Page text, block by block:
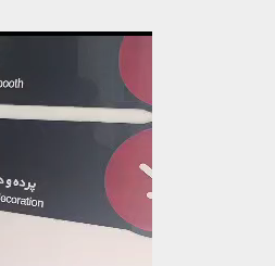
نمایشگر